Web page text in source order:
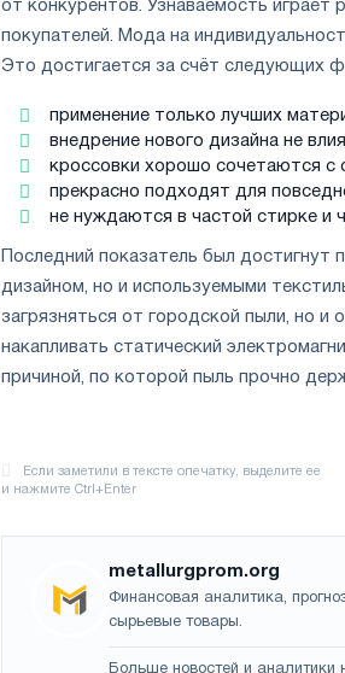
от конкурентов. Узнаваемость
покупателей. Мода на
Это достигается за счёт следующих
применение только лучших
внедрение нового дизайна не
кроссовки хорошо сочетаются с
прекрасно подходят для
не нуждаются в частой стирке и
Последний показатель был
дизайном, но и используемыми
загрязняться от городской пыли, но и
накапливать статический
причиной, по которой пыль прочно
metallurgprom.org
Финансовая аналитика,
сырьевые товары.
Больше новостей и аналитики